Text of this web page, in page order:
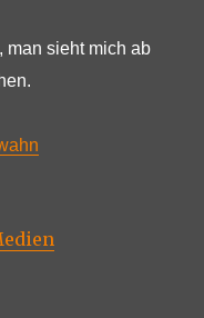
man sieht mich ab